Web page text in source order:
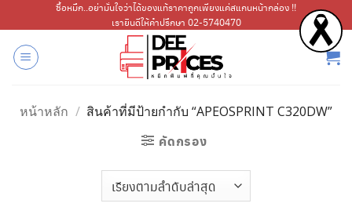
ไป
เนื้อหา
ซื้อหมึก..อย่ามั่นใจว่าได้ของแท้ราคาถูกเพียงแค่สแกนหน้ากล่อง !!
เรายินดีให้คำปรึกษา 02-5740470
หน้าหลัก / สินค้าที่มีป้ายกำกับ “APEOSPRINT C320DW”
คัดกรอง